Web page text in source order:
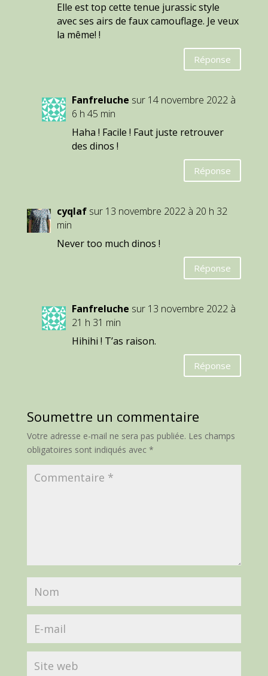
Elle est top cette tenue jurassic style
avec ses airs de faux camouflage. Je veux
la même! !
Réponse
Fanfreluche sur 14 novembre 2022 à
6 h 45 min
Haha ! Facile ! Faut juste retrouver
des dinos !
Réponse
cyqlaf sur 13 novembre 2022 à 20 h 32
min
Never too much dinos !
Réponse
Fanfreluche sur 13 novembre 2022 à
21 h 31 min
Hihihi ! T’as raison.
Réponse
Soumettre un commentaire
Votre adresse e-mail ne sera pas publiée. Les champs
obligatoires sont indiqués avec *